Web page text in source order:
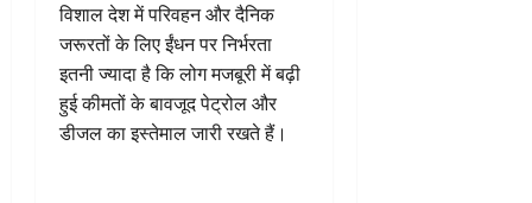
विशाल देश में परिवहन और दैनिक
जरूरतों के लिए ईंधन पर निर्भरता
इतनी ज्यादा है कि लोग मजबूरी में बढ़ी
हुई कीमतों के बावजूद पेट्रोल और
डीजल का इस्तेमाल जारी रखते हैं।